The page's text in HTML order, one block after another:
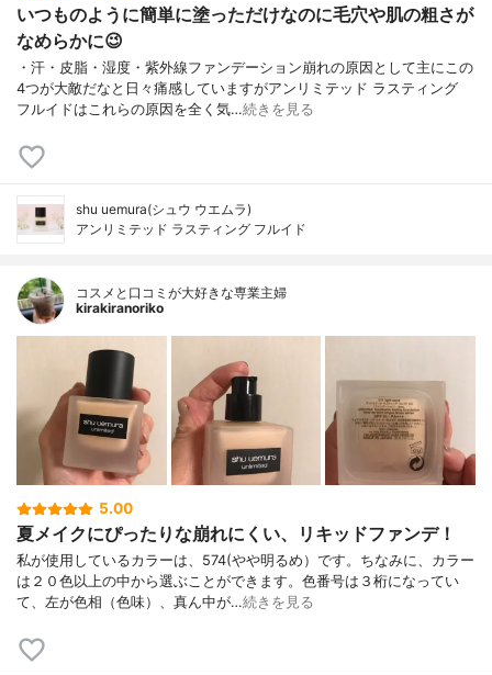
いつものように簡単に塗っただけなのに毛穴や肌の粗さが
なめらかに😉
・汗・皮脂・湿度・紫外線ファンデーション崩れの原因として主にこの
4つが大敵だなと日々痛感していますがアンリミテッド ラスティング
フルイドはこれらの原因を全く気…続きを見る
shu uemura(シュウ ウエムラ)
アンリミテッド ラスティング フルイド
コスメと口コミが大好きな専業主婦
kirakiranoriko
5.00
夏メイクにぴったりな崩れにくい、リキッドファンデ！
私が使用しているカラーは、574(やや明るめ）です。ちなみに、カラー
は２０色以上の中から選ぶことができます。色番号は３桁になってい
て、左が色相（色味）、真ん中が…続きを見る